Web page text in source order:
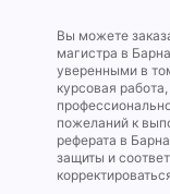
Вы можете
магистра в
уверенными в
курсовая
пожеланий к
реферата в
защиты и